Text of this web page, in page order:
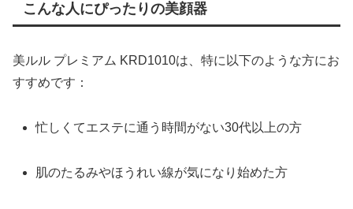
こんな人にぴったりの美顔器
美ルル プレミアム KRD1010は、特に以下のような方にお
すすめです：
忙しくてエステに通う時間がない30代以上の方
肌のたるみやほうれい線が気になり始めた方